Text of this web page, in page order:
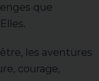
que
les aventures
courage,